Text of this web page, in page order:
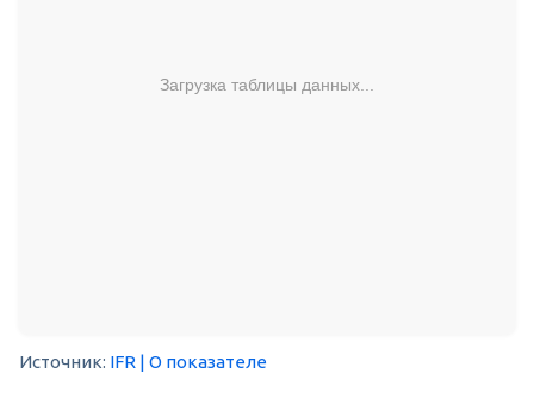
Загрузка таблицы данных...
Источник: IFR | О показателе